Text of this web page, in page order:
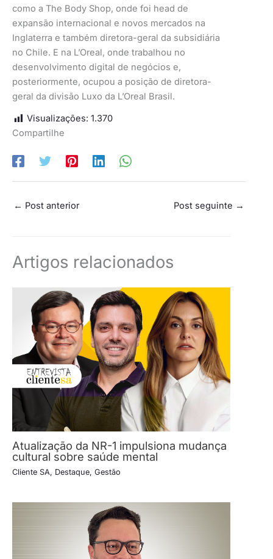
como a The Body Shop, onde foi head de
expansão internacional e novos mercados na
Inglaterra e também diretora-geral da subsidiária
no Chile. E na L’Oreal, onde trabalhou no
desenvolvimento digital de negócios e,
posteriormente, ocupou a posição de diretora-
geral da divisão Luxo da L’Oreal Brasil.
Visualizações: 1.370
Compartilhe
← Post anterior Post seguinte →
Artigos relacionados
Atualização da NR-1 impulsiona mudança
cultural sobre saúde mental
Cliente SA, Destaque, Gestão